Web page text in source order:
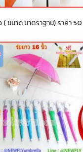
( ขนาด มาตราฐาน) ราคา